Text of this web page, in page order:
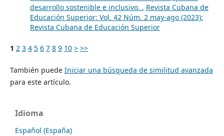
desarrollo sostenible e inclusivo. , Revista Cubana de
Educación Superior: Vol. 42 Núm. 2 may-ago (2023):
Revista Cubana de Educación Superior
1 2 3 4 5 6 7 8 9 10 > >>
También puede Iniciar una búsqueda de similitud avanzada
para este artículo.
Idioma
Español (España)